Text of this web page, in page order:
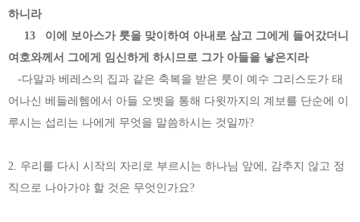
하니라
13 이에 보아스가 룻을 맞이하여 아내로 삼고 그에게 들어갔더니
여호와께서 그에게 임신하게 하시므로 그가 아들을 낳은지라
-다말과 베레스의 집과 같은 축복을 받은 룻이 예수 그리스도가 태
어나신 베들레헴에서 아들 오벳을 통해 다윗까지의 계보를 단순에 이
루시는 섭리는 나에게 무엇을 말씀하시는 것일까?
2. 우리를 다시 시작의 자리로 부르시는 하나님 앞에, 감추지 않고 정
직으로 나아가야 할 것은 무엇인가요?